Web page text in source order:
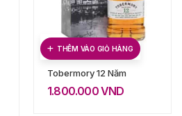
THÊM VÀO GIỎ HÀNG
Tobermory 12 Năm
1.800.000VND